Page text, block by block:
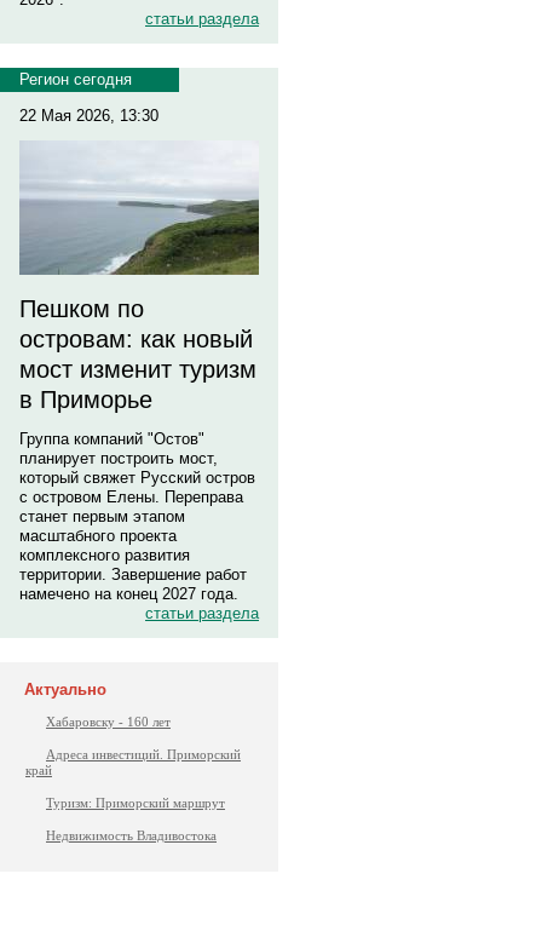
статьи раздела
Регион сегодня
22 Мая 2026, 13:30
Пешком по
островам: как новый
мост изменит туризм
в Приморье
Группа компаний "Остов"
планирует построить мост,
который свяжет Русский остров
с островом Елены. Переправа
станет первым этапом
масштабного проекта
комплексного развития
территории. Завершение работ
намечено на конец 2027 года.
статьи раздела
Актуально
Хабаровску - 160 лет
Адреса инвестиций. Приморский
край
Туризм: Приморский маршрут
Недвижимость Владивостока